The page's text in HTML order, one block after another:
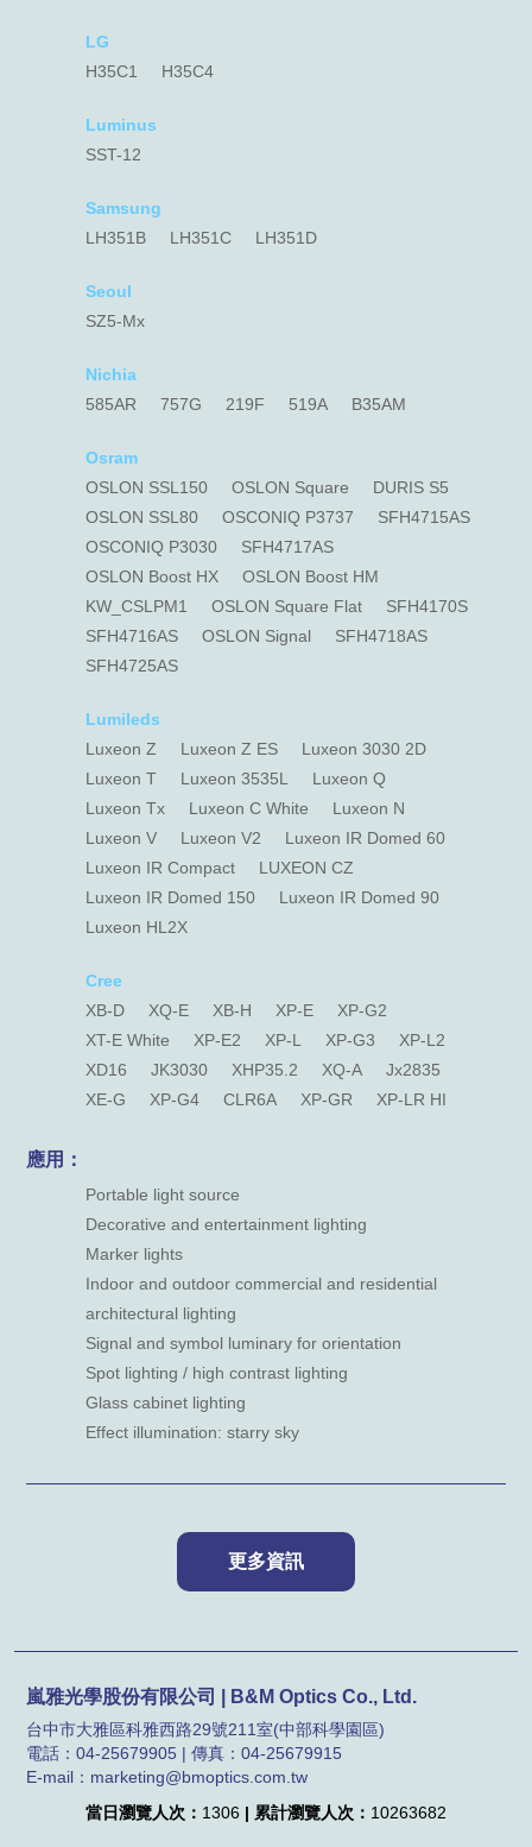
LG
H35C1
H35C4
Luminus
SST-12
Samsung
LH351B
LH351C LH351D
Seoul
SZ5-Mx
Nichia
585AR
757G 219F 519A B35AM
Osram
OSLON SSL150
OSLON Square
DURIS S5
OSLON SSL80
OSCONIQ P3737
SFH4715AS
OSCONIQ P3030
SFH4717AS
OSLON Boost HX
OSLON Boost HM
KW_CSLPM1
OSLON Square Flat
SFH4170S
SFH4716AS
OSLON Signal
SFH4718AS
SFH4725AS
Lumileds
Luxeon Z
Luxeon Z ES
Luxeon 3030 2D
Luxeon T
Luxeon 3535L
Luxeon Q
Luxeon Tx
Luxeon C White
Luxeon N
Luxeon V
Luxeon V2
Luxeon IR Domed 60
Luxeon IR Compact
LUXEON CZ
Luxeon IR Domed 150
Luxeon IR Domed 90
Luxeon HL2X
Cree
XB-D
XQ-E XB-H XP-E
XP-G2
XT-E White
XP-E2 XP-L XP-G3
XP-L2
XD16
JK3030 XHP35.2 XQ-A
Jx2835
XE-G
XP-G4 CLR6A XP-GR XP-LR HI
應用：
Portable light source
Decorative and entertainment lighting
Marker lights
Indoor and outdoor commercial and residential
architectural lighting
Signal and symbol luminary for orientation
Spot lighting / high contrast lighting
Glass cabinet lighting
Effect illumination: starry sky
嵐雅光學股份有限公司 | B&M Optics Co., Ltd.
台中市大雅區科雅西路29號211室(中部科學園區)
電話：04-25679905 | 傳真：04-25679915
E-mail：marketing@bmoptics.com.tw
當日瀏覽人次： 1306 | 累計瀏覽人次： 10263682